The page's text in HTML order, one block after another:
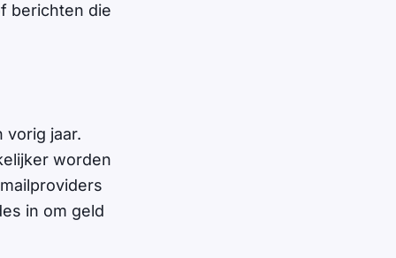
berichten die
vorig jaar.
worden
in om geld